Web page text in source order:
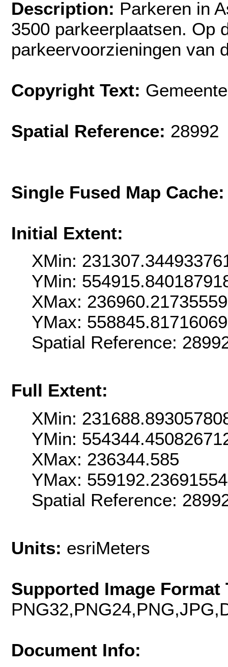
Description: Parkeren in
3500 parkeerplaatsen. Op
parkeervoorzieningen van
Copyright Text:
Spatial Reference: 28992
Single Fused Map
Initial Extent:
XMin:
YMin:
XMax:
YMax:
Spatial Reference:
Full Extent:
XMin:
YMin:
XMax: 236344.585
YMax:
Spatial Reference:
Units: esriMeters
Supported Image Format
Document Info: